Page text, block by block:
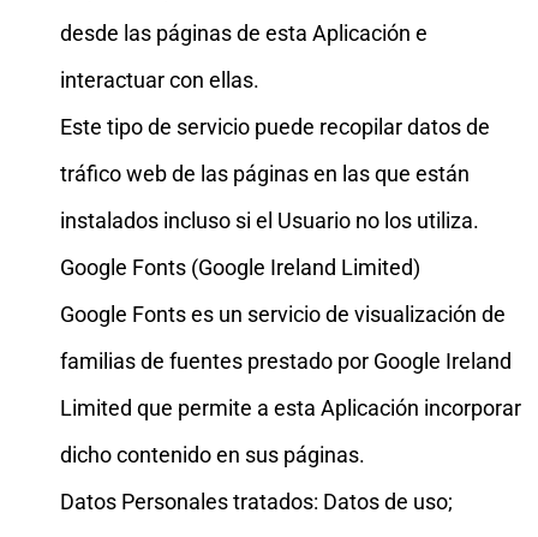
desde las páginas de esta Aplicación e
interactuar con ellas.
Este tipo de servicio puede recopilar datos de
tráfico web de las páginas en las que están
instalados incluso si el Usuario no los utiliza.
Google Fonts (Google Ireland Limited)
Google Fonts es un servicio de visualización de
familias de fuentes prestado por Google Ireland
Limited que permite a esta Aplicación incorporar
dicho contenido en sus páginas.
Datos Personales tratados: Datos de uso;